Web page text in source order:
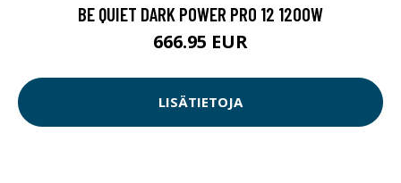
BE QUIET DARK POWER PRO 12 1200W
666.95 EUR
LISÄTIETOJA